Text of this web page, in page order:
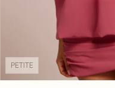
PETITE